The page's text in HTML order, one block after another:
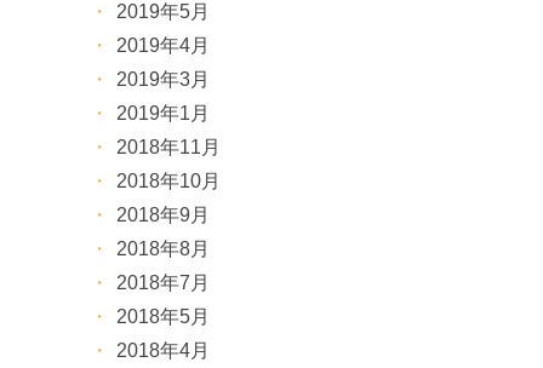
2019年5月
2019年4月
2019年3月
2019年1月
2018年11月
2018年10月
2018年9月
2018年8月
2018年7月
2018年5月
2018年4月